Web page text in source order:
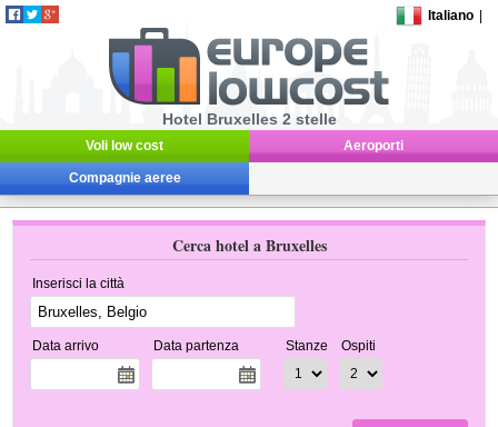
Italiano
Hotel Bruxelles 2 stelle
Voli low cost Aeroporti
Compagnie aeree
Cerca hotel a Bruxelles
Inserisci la città
Data arrivo Data partenza Stanze Ospiti